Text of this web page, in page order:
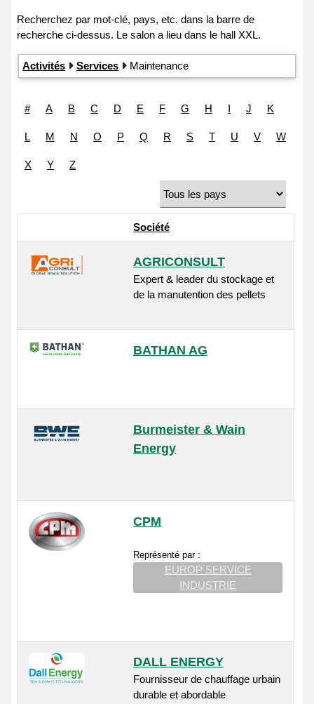
Activités Services Maintenance
# A B C D E F G H I J K
L M N O P Q R S T U V W
X Y Z
Société
AGRICONSULT
Expert & leader du stockage et
de la manutention des pellets
BATHAN AG
Burmeister & Wain
Energy
CPM
Représenté par :
EUROP SERVICE
INDUSTRIE
DALL ENERGY
Fournisseur de chauffage urbain
durable et abordable